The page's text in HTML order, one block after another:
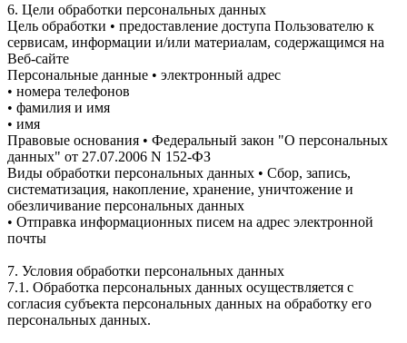
6. Цели обработки персональных данных
Цель обработки • предоставление доступа Пользователю к
сервисам, информации и/или материалам, содержащимся на
Веб-сайте
Персональные данные • электронный адрес
• номера телефонов
• фамилия и имя
• имя
Правовые основания • Федеральный закон "О персональных
данных" от 27.07.2006 N 152-ФЗ
Виды обработки персональных данных • Сбор, запись,
систематизация, накопление, хранение, уничтожение и
обезличивание персональных данных
• Отправка информационных писем на адрес электронной
почты
7. Условия обработки персональных данных
7.1. Обработка персональных данных осуществляется с
согласия субъекта персональных данных на обработку его
персональных данных.